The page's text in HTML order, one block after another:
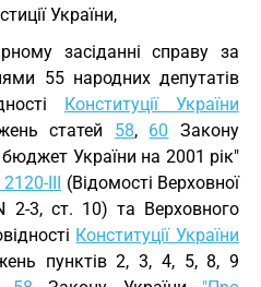
України,
засіданні справу за
55 народних депутатів
Конституції України
статей 58, 60 Закону
України на 2001 рік"
2120-III (Відомості Верховної
2-3, ст. 10) та Верховного
Конституції України
пунктів 2, 3, 4, 5, 8, 9